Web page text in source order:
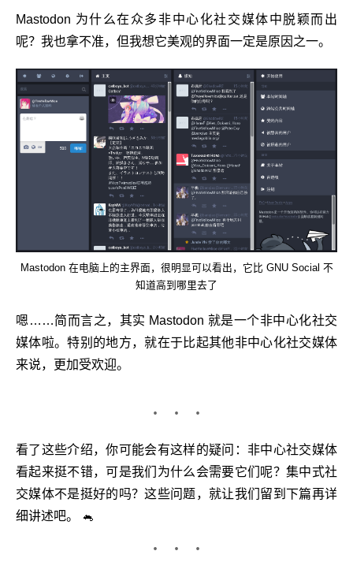
Mastodon 为什么在众多非中心化社交媒体中脱颖而出
呢？我也拿不准，但我想它美观的界面一定是原因之一。
Mastodon 在电脑上的主界面，很明显可以看出，它比 GNU Social 不
知道高到哪里去了
嗯……简而言之，其实 Mastodon 就是一个非中心化社交
媒体啦。特别的地方，就在于比起其他非中心化社交媒体
来说，更加受欢迎。
看了这些介绍，你可能会有这样的疑问：非中心社交媒体
看起来挺不错，可是我们为什么会需要它们呢？集中式社
交媒体不是挺好的吗？这些问题，就让我们留到下篇再详
细讲述吧。
🐁